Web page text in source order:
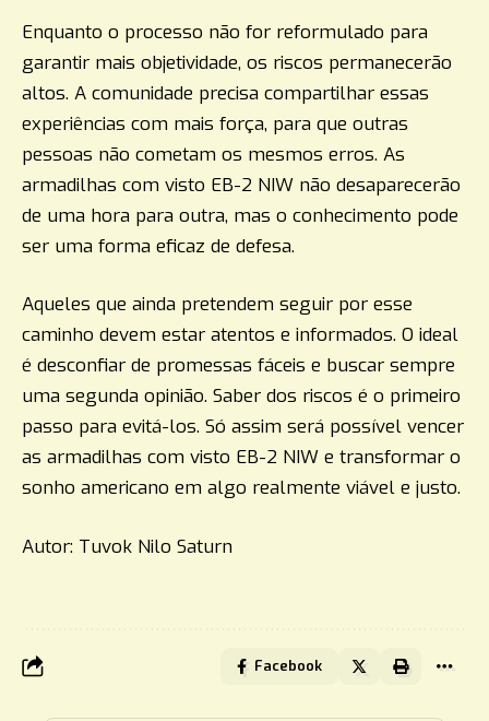
Enquanto o processo não for reformulado para
garantir mais objetividade, os riscos permanecerão
altos. A comunidade precisa compartilhar essas
experiências com mais força, para que outras
pessoas não cometam os mesmos erros. As
armadilhas com visto EB-2 NIW não desaparecerão
de uma hora para outra, mas o conhecimento pode
ser uma forma eficaz de defesa.
Aqueles que ainda pretendem seguir por esse
caminho devem estar atentos e informados. O ideal
é desconfiar de promessas fáceis e buscar sempre
uma segunda opinião. Saber dos riscos é o primeiro
passo para evitá-los. Só assim será possível vencer
as armadilhas com visto EB-2 NIW e transformar o
sonho americano em algo realmente viável e justo.
Autor: Tuvok Nilo Saturn
Facebook